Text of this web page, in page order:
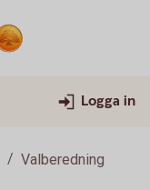
Logga in
Valberedning